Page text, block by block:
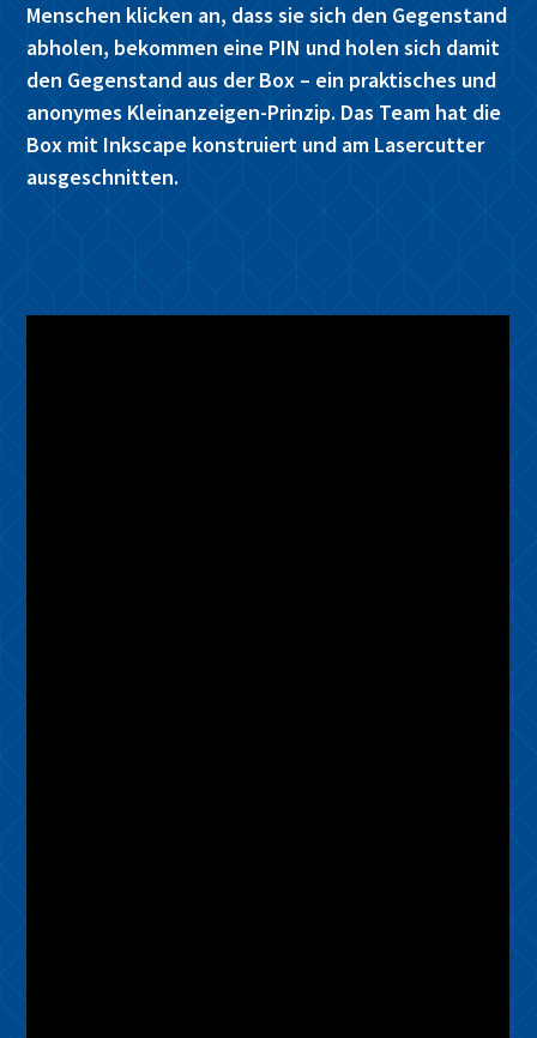
Menschen klicken an, dass sie sich den Gegenstand
abholen, bekommen eine PIN und holen sich damit
den Gegenstand aus der Box – ein praktisches und
anonymes Kleinanzeigen-Prinzip. Das Team hat die
Box mit Inkscape konstruiert und am Lasercutter
ausgeschnitten.